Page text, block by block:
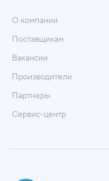
О компании
Поставщикам
Вакансии
Производители
Партнеры
Сервис-центр